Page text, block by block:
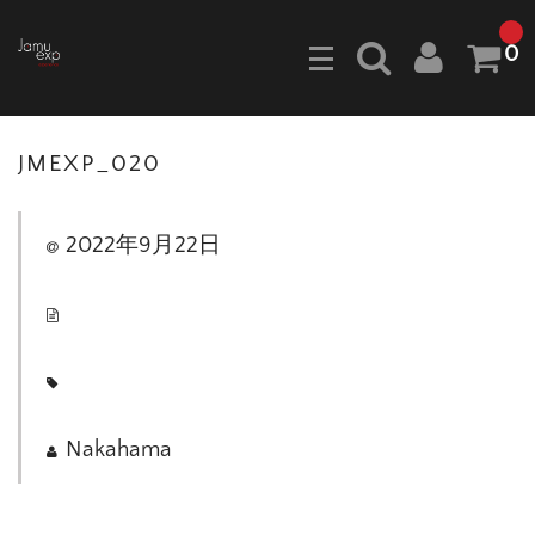
0
JMEXP_020
2022年9月22日
Nakahama